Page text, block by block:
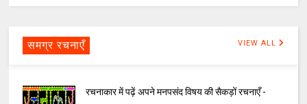
समग्र रचनाएँ VIEW ALL
रचनाकार में पढ़ें अपने मनपसंद विषय की सैकड़ों रचनाएँ -